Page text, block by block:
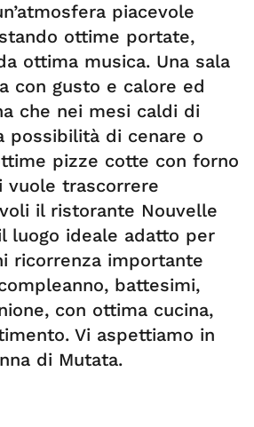
piacevole
ottime portate,
ottima musica. Una sala
con gusto e calore ed
che nei mesi caldi di
possibilità di cenare o
pizze cotte con forno
vuole trascorrere
il ristorante Nouvelle
luogo ideale adatto per
ricorrenza importante
battesimi,
con ottima cucina,
Vi aspettiamo in
di Mutata.